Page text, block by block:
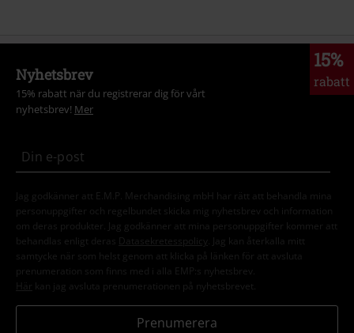
15%
rabatt
Nyhetsbrev
15% rabatt när du registrerar dig för vårt
nyhetsbrev! Mer
Jag godkänner att E.M.P. Merchandising mbH har rätt att behandla mina
personuppgifter och regelbundet skicka mig nyhetsbrev och information
om deras produkter. Jag godkänner att mina personuppgifter kommer att
behandlas enligt deras
Datasekretesspolicy
. Jag kan återkalla mitt
samtycke när som helst genom att klicka på länken för att avsluta
prenumeration som finns med i alla EMP:s nyhetsbrev.
Här kan jag avsluta prenumerationen på nyhetsbrevet.
Prenumerera